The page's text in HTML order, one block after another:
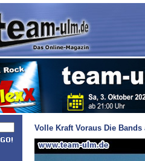
Volle Kraft Voraus Die